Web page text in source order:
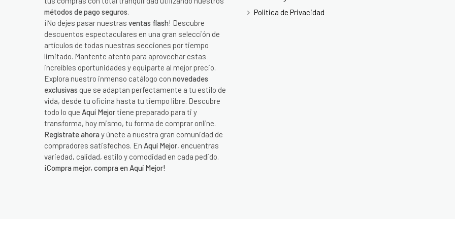
métodos de pago seguros.
¡No dejes pasar nuestras ventas flash! Descubre
descuentos espectaculares en una gran selección de
artículos de todas nuestras secciones por tiempo
limitado. Mantente atento para aprovechar estas
increíbles oportunidades y equiparte al mejor precio.
Explora nuestro inmenso catálogo con novedades
exclusivas que se adaptan perfectamente a tu estilo de
vida, desde tu oficina hasta tu tiempo libre. Descubre
todo lo que Aquí Mejortiene preparado para ti y
transforma, hoy mismo, tu forma de comprar online.
Regístrate ahora y únete a nuestra gran comunidad de
compradores satisfechos. En Aquí Mejor, encuentras
variedad, calidad, estilo y comodidad en cada pedido.
¡Compra mejor, compra en Aquí Mejor!
Politica de Privacidad